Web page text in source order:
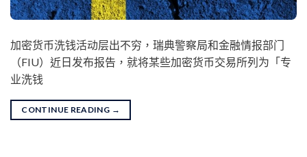
加密货币洗钱活动层出不穷，瑞典警察局和金融情报部门
（FIU）近日发布报告，就将某些加密货币交易所列为「专
业洗钱
CONTINUE READING →